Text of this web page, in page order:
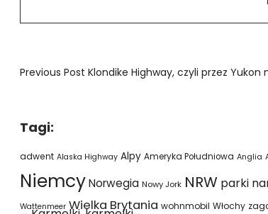
Previous Post Klondike Highway, czyli przez Yukon
Tagi:
adwent Alaska Highway Alpy Ameryka Południowa Anglia
NiemcyNorwegia Nowy Jork NRW parki
Wattenmeer Wielka Brytania wohnmobil Włochy